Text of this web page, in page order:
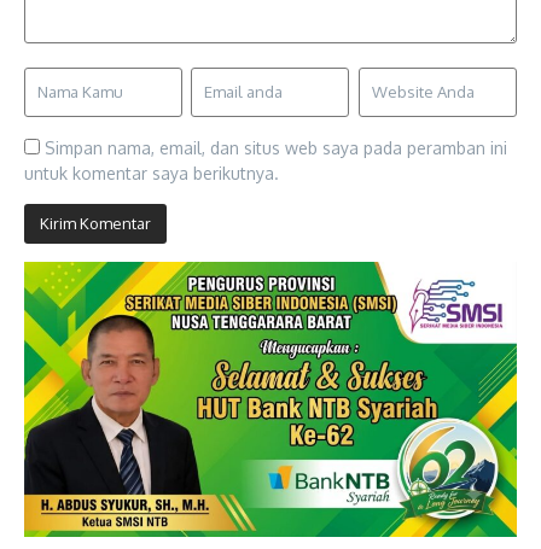
Simpan nama, email, dan situs web saya pada peramban ini
untuk komentar saya berikutnya.